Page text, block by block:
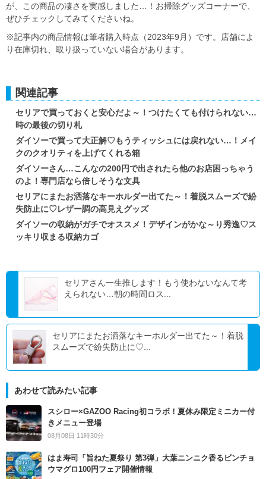
が、この商品の凄さを実感しました…！お掃除グッズコーナーで、
ぜひチェックしてみてくださいね。
※記事内の商品情報は筆者購入時点（2023年9月）です。店舗によ
り在庫切れ、取り扱っていない場合があります。
関連記事
セリアで買っておくと安心だよ～！つけたくても付けられない…
時の最後の切り札
ダイソーで買って大正解♡もうティッシュには戻れない…！メイ
クのクオリティを上げてくれる箱
ダイソーさん…こんなの200円で出されたら他のお店困っちゃう
のよ！専門店なら倍しそうな文具
セリアにまたお洒落なキーホルダー出てた～！着脱スムーズで紛
失防止に♡レザー調の高見えグッズ
ダイソーの収納がガチでオススメ！デザインがかな～り秀逸♡ス
ッキリ収まる収納カゴ
セリアさん一生推します！もう使わないなんて考
えられない…朝の時間ロス...
セリアにまたお洒落なキーホルダー出てた～！着脱
スムーズで紛失防止に♡...
あわせて読みたい記事
スシロー×GAZOO Racing初コラボ！夏休み限定ミニカー付
きメニュー登場
08月08日 11時30分
はま寿司「旨ねた夏祭り 第3弾」大葉ニンニク香るビンチョ
ウマグロ100円フェア開催情報